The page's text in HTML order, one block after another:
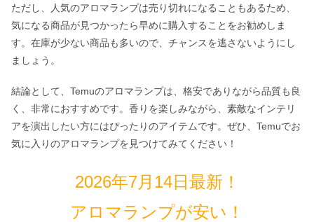
ただし、人気のアロマランプは売り切れになることもあるため、
気になる商品が見つかったら早めに購入することをお勧めしま
す。在庫が少ない商品も多いので、チャンスを逃さないようにし
ましょう。
結論として、Temuのアロマランプは、格安でありながら品質も良
く、非常におすすめです。香りを楽しみながら、素敵なインテリ
アを演出したい方にはぴったりのアイテムです。ぜひ、Temuでお
気に入りのアロマランプを見つけてみてください！
2026年7月14日最新！
アロマランプが安い！